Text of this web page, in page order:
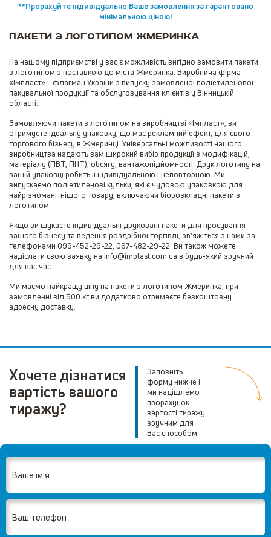
**Прорахуйте індивідуально Ваше замовлення за гарантовано
мінімальною ціною!
Пакети з логотипом Жмеринка
На нашому підприємстві у вас є можливість вигідно замовити пакети
з логотипом з поставкою до міста Жмеринка. Виробнича фірма
«Імпласт» - флагман України з випуску замовленої поліетиленової
пакувальної продукції та обслуговування клієнтів у Вінницькій
області.
Замовляючи пакети з логотипом на виробництві «Імпласт», ви
отримуєте ідеальну упаковку, що має рекламний ефект, для свого
торгового бізнесу в Жмеринці. Універсальні можливості нашого
виробництва надають вам широкий вибір продукції з модифікацій,
матеріалу (ПВТ, ПНТ), обсягу, вантажопідйомності. Друк логотипу на
вашій упаковці робить її індивідуальною і неповторною. Ми
випускаємо поліетиленові кульки, які є чудовою упаковкою для
найрізноманітнішого товару, включаючи біорозкладні пакети з
логотипом.
Якщо ви шукаєте індивідуальні друковані пакети для просування
вашого бізнесу та ведення роздрібної торгівлі, зв'яжіться з нами за
телефонами 099-452-29-22, 067-482-29-22. Ви також можете
надіслати свою заявку на info@implast.com.ua в будь-який зручний
для вас час.
Ми маємо найкращу ціну на пакети з логотипом Жмеринка, при
замовленні від 500 кг ви додатково отримаєте безкоштовну
адресну доставку.
Хочете дізнатися
вартість вашого
тиражу?
Заповніть
форму нижче і
ми надішлемо
прорахунок
вартості тиражу
зручним для
Вас способом